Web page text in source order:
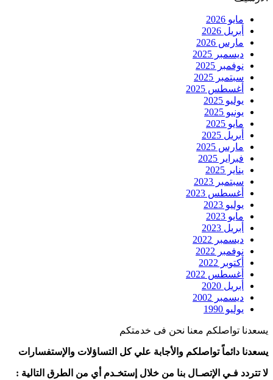
مايو 2026
أبريل 2026
مارس 2026
ديسمبر 2025
نوفمبر 2025
سبتمبر 2025
أغسطس 2025
يوليو 2025
يونيو 2025
مايو 2025
أبريل 2025
مارس 2025
فبراير 2025
يناير 2025
سبتمبر 2023
أغسطس 2023
يوليو 2023
مايو 2023
أبريل 2023
ديسمبر 2022
نوفمبر 2022
أكتوبر 2022
أغسطس 2022
أبريل 2020
ديسمبر 2002
يوليو 1990
يسعدنا تواصلكم معنا نحن فى خدمتكم
يسعدنا دائماً تواصلكم والأجابة علي كل التساؤلات والإستفسارات
لا تتردد فـي الإتصـال بنا من خلال إستخـدم أي من الطرق التالية :